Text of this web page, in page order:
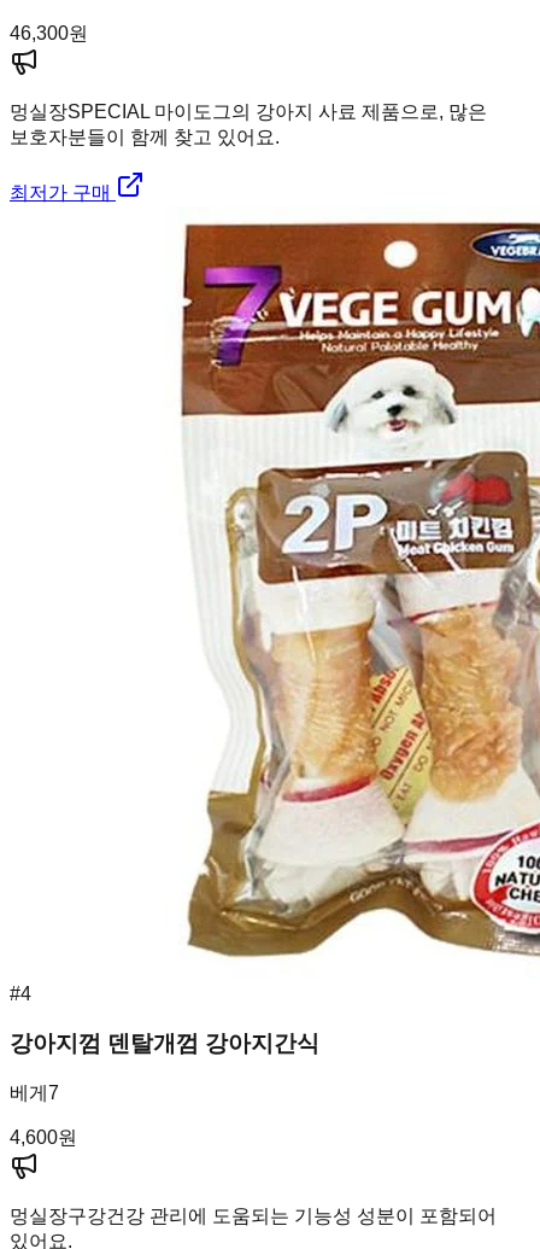
46,300원
멍실장SPECIAL 마이도그의 강아지 사료 제품으로, 많은
보호자분들이 함께 찾고 있어요.
최저가 구매
#4
강아지껌 덴탈개껌 강아지간식
베게7
4,600원
멍실장구강건강 관리에 도움되는 기능성 성분이 포함되어
있어요.